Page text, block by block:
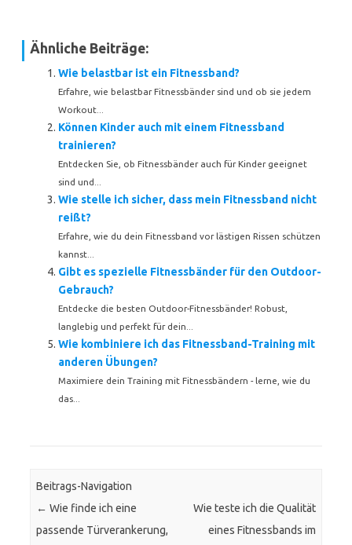
Ähnliche Beiträge:
Wie belastbar ist ein Fitnessband?
Erfahre, wie belastbar Fitnessbänder sind und ob sie jedem
Workout...
Können Kinder auch mit einem Fitnessband
trainieren?
Entdecken Sie, ob Fitnessbänder auch für Kinder geeignet
sind und...
Wie stelle ich sicher, dass mein Fitnessband nicht
reißt?
Erfahre, wie du dein Fitnessband vor lästigen Rissen schützen
kannst...
Gibt es spezielle Fitnessbänder für den Outdoor-
Gebrauch?
Entdecke die besten Outdoor-Fitnessbänder! Robust,
langlebig und perfekt für dein...
Wie kombiniere ich das Fitnessband-Training mit
anderen Übungen?
Maximiere dein Training mit Fitnessbändern - lerne, wie du
das...
Beitrags-Navigation
← Wie finde ich eine
passende Türverankerung,
Wie teste ich die Qualität
eines Fitnessbands im